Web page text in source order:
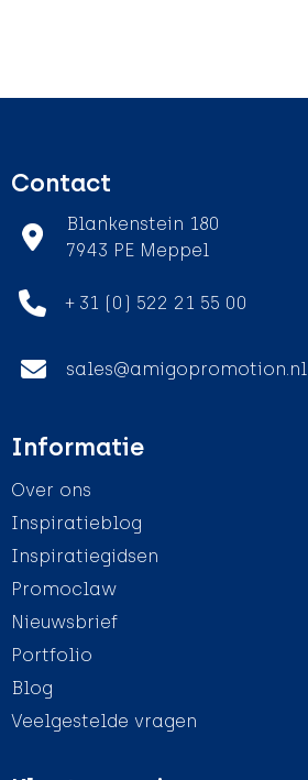
Contact
Blankenstein 180
7943 PE Meppel
+ 31 (0) 522 21 55 00
sales@amigopromotion.nl
Informatie
Over ons
Inspiratieblog
Inspiratiegidsen
Promoclaw
Nieuwsbrief
Portfolio
Blog
Veelgestelde vragen